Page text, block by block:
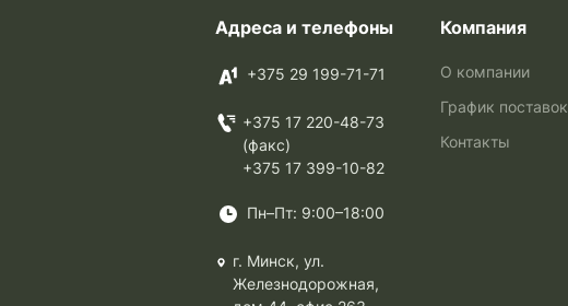
Адреса и телефоны
+375 29 199-71-71
+375 17 220-48-73
(факс)
+375 17 399-10-82
Пн–Пт: 9:00–18:00
г. Минск, ул.
Железнодорожная,
Компания
О компании
График поставок
Контакты